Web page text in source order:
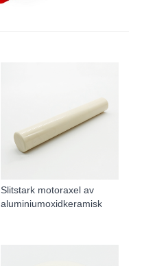
Slitstark motoraxel av
aluminiumoxidkeramisk